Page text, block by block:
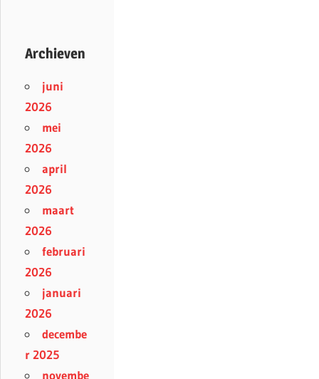
Archieven
juni
2026
mei
2026
april
2026
maart
2026
februari
2026
januari
2026
decembe
r 2025
novembe